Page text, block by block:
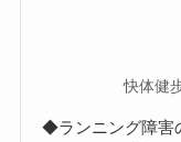
快体健
◆ランニング障害